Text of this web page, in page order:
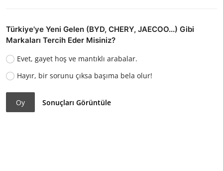
Türkiye'ye Yeni Gelen (BYD, CHERY, JAECOO...) Gibi
Markaları Tercih Eder Misiniz?
Evet, gayet hoş ve mantıklı arabalar.
Hayır, bir sorunu çıksa başıma bela olur!
Oy Sonuçları Görüntüle